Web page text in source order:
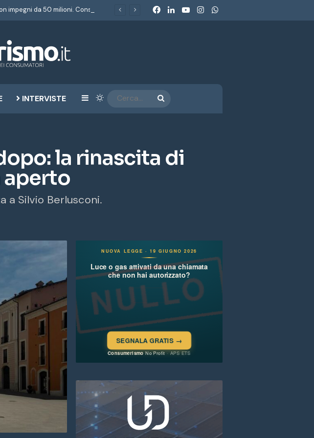
FacebookLinkedInYou TubeInstagram
INTERVISTE Barra laterale
Cambia aspetto CERCA...
la rinascita di
aperto
a Silvio Berlusconi.